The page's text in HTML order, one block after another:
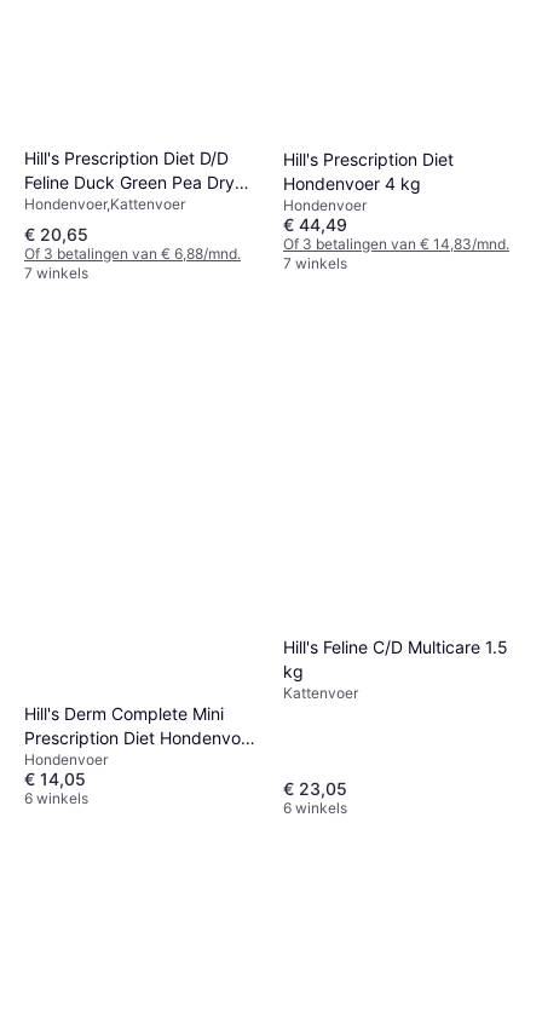
Hill's Prescription Diet D/D
Feline Duck Green Pea Dry
Food
Hondenvoer,Kattenvoer
€ 20,65
Of 3 betalingen van € 6,88/mnd.
7 winkels
Hill's Prescription Diet
Hondenvoer 4 kg
Hondenvoer
€ 44,49
Of 3 betalingen van € 14,83/mnd.
7 winkels
Hill's Derm Complete Mini
Prescription Diet Hondenvoer
1 kg
Hondenvoer
€ 14,05
6 winkels
Hill's Feline C/D Multicare 1.5
kg
Kattenvoer
€ 23,05
6 winkels